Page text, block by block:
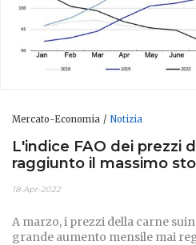
Mercato-Economia Notizia
L'indice FAO dei prezzi
raggiunto il massimo
18-Apr-2022
A marzo, i prezzi della carne
grande aumento mensile mai